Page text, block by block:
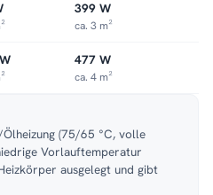
& Service
auch als elektrische Variante
Montageservice
399 W
ca. 3 m²
477 W
ca. 4 m²
Ölheizung (75/65 °C, volle
Vorlauftemperatur
ausgelegt und gibt